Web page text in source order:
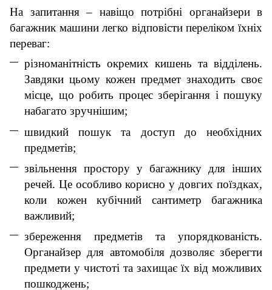
На запитання – навіщо потрібні органайзери в
багажник машини легко відповісти переліком їхніх
переваг:
різноманітність окремих кишень та відділень.
Завдяки цьому кожен предмет знаходить своє
місце, що робить процес зберігання і пошуку
набагато зручнішим;
швидкий пошук та доступ до необхідних
предметів;
звільнення простору у багажнику для інших
речей. Це особливо корисно у довгих поїздках,
коли кожен кубічний сантиметр багажника
важливий;
збереження предметів та упорядкованість.
Органайзер для автомобіля дозволяє зберегти
предмети у чистоті та захищає їх від можливих
пошкоджень;